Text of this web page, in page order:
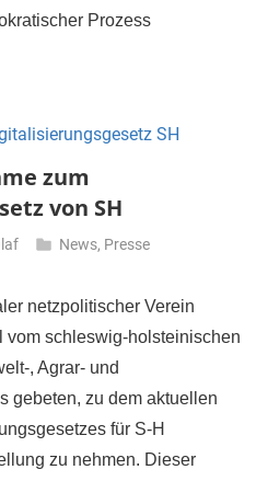
Prozess
zum
von SH
News, Presse
netzpolitischer Verein
vom schleswig-holsteinischen
, Agrar- und
gebeten, zu dem aktuellen
für S-H
zu nehmen. Dieser